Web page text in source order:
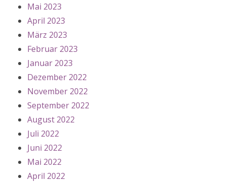
Mai 2023
April 2023
März 2023
Februar 2023
Januar 2023
Dezember 2022
November 2022
September 2022
August 2022
Juli 2022
Juni 2022
Mai 2022
April 2022